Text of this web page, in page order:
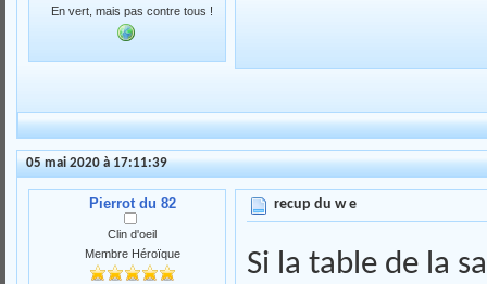
En vert, mais pas contre tous !
05 mai 2020 à 17:11:39
Pierrot du 82
Clin d'oeil
Membre Héroïque
recup du w e
Si la table de la